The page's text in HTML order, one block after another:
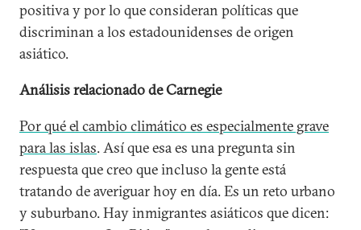
positiva y por lo que consideran políticas que
discriminan a los estadounidenses de origen
asiático.
Análisis relacionado de Carnegie
Por qué el cambio climático es especialmente grave
para las islas. Así que esa es una pregunta sin
respuesta que creo que incluso la gente está
tratando de averiguar hoy en día. Es un reto urbano
y suburbano. Hay inmigrantes asiáticos que dicen: